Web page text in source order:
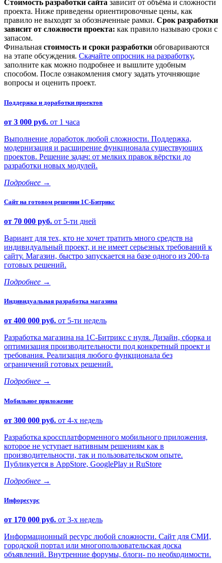
Стоимость разработки сайта зависит от объёма и сложности
проекта. Ниже приведены ориентировочные цены, как
правило не выходят за обозначенные рамки. Срок разработки
зависит от сложности проекта: как правило называю сроки с
запасом.
Финальная стоимость и сроки разработки обговариваются
на этапе обсуждения. Скачайте опросник на разработку,
заполните как можно подробнее и вышлите удобным
способом. После ознакомления смогу задать уточняющие
вопросы и оценить проект.
Поддержка и доработки проектов
от 3 000 руб. от 1 часа
Выполнение доработок любой сложности. Поддержка,
модернизация и расширение функционала существующих
проектов. Решение задач: от мелких правок вёрстки до
разработки новых модулей.
Подробнее →
Сайт на готовом решении 1С-Битрикс
от 70 000 руб. от 5-ти дней
Вариант для тех, кто не хочет тратить много средств на
индивидуальный проект, и не имеет серьезных требований к
сайту. Магазин, быстро запускается на базе одного из 200-та
готовых решений.
Подробнее →
Индивидуальная разработка магазина
от 400 000 руб. от 5-ти недель
Разработка магазина на 1С-Битрикс с нуля. Дизайн, сборка и
оптимизация производительности под конкретный проект и
требования. Реализация любого функционала без
ограничений готовых решений.
Подробнее →
Мобильное приложение
от 300 000 руб. от 4-х недель
Разработка кроссплатформенного мобильного приложения,
которое не уступает нативным решениям как в
производительности, так и пользовательском опыте.
Публикуется в AppStore, GooglePlay и RuStore
Подробнее →
Инфоресурс
от 170 000 руб. от 3-х недель
Информационный ресурс любой сложности. Сайт для СМИ,
городской портал или многопользовательская доска
объявлений. Внутренние форумы, блоги- по необходимости.